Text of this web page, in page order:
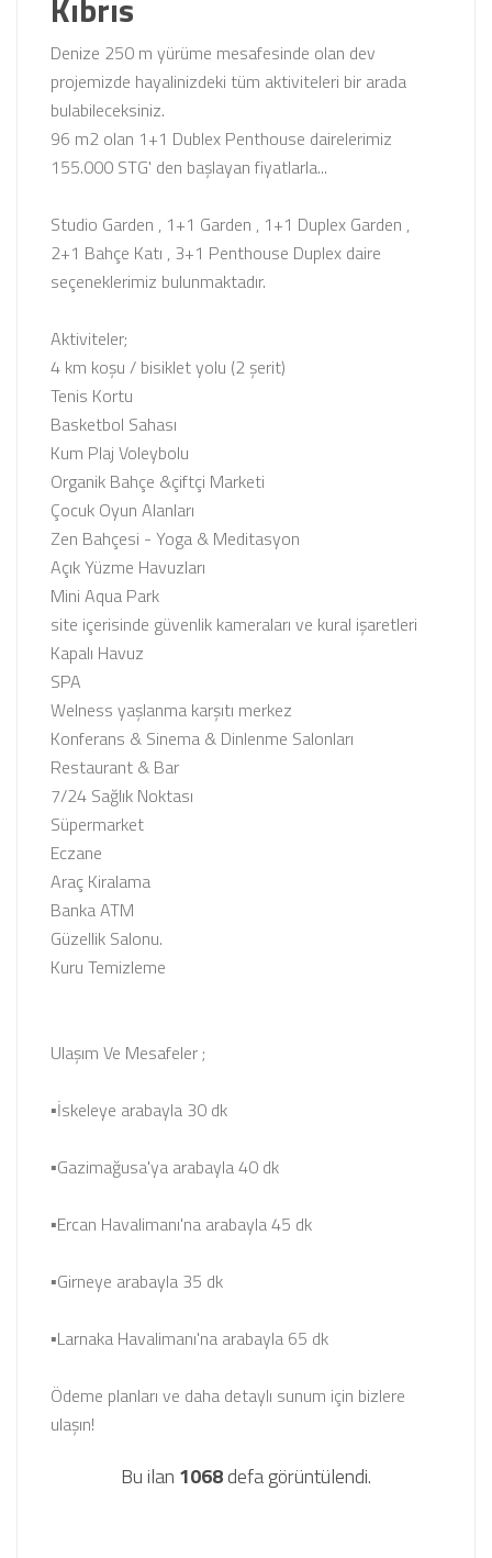
Denize 250 m yürüme mesafesinde olan dev
projemizde hayalinizdeki tüm aktiviteleri bir arada
bulabileceksiniz.
96 m2 olan 1+1 Dublex Penthouse dairelerimiz
155.000 STG' den başlayan fiyatlarla...
Studio Garden , 1+1 Garden , 1+1 Duplex Garden ,
2+1 Bahçe Katı , 3+1 Penthouse Duplex daire
seçeneklerimiz bulunmaktadır.
Aktiviteler;
4 km koşu / bisiklet yolu (2 şerit)
Tenis Kortu
Basketbol Sahası
Kum Plaj Voleybolu
Organik Bahçe &çiftçi Marketi
Çocuk Oyun Alanları
Zen Bahçesi - Yoga & Meditasyon
Açık Yüzme Havuzları
Mini Aqua Park
site içerisinde güvenlik kameraları ve kural işaretleri
Kapalı Havuz
SPA
Welness yaşlanma karşıtı merkez
Konferans & Sinema & Dinlenme Salonları
Restaurant & Bar
7/24 Sağlık Noktası
Süpermarket
Eczane
Araç Kiralama
Banka ATM
Güzellik Salonu.
Kuru Temizleme
Ulaşım Ve Mesafeler ;
▪İskeleye arabayla 30 dk
▪Gazimağusa'ya arabayla 40 dk
▪Ercan Havalimanı'na arabayla 45 dk
▪Girneye arabayla 35 dk
▪Larnaka Havalimanı'na arabayla 65 dk
Ödeme planları ve daha detaylı sunum için bizlere
ulaşın!
Bu ilan 1068defa görüntülendi.